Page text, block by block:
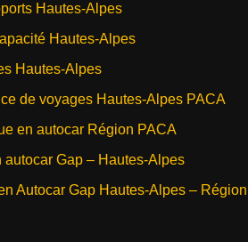
Hautes-Alpes
Hautes-Alpes
Hautes-Alpes
de voyages Hautes-Alpes PACA
en autocar Région PACA
autocar Gap – Hautes-Alpes
Autocar Gap Hautes-Alpes – Région